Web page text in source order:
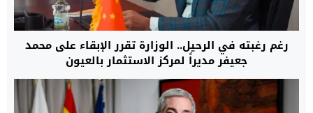
رغم رغبته في الرحيل.. الوزارة تقرر الإبقاء على محمد
جعيفر مديراً لمركز الاستثمار بالعيون